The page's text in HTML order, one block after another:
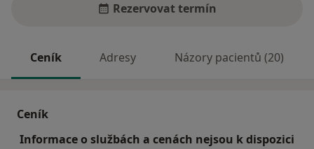
Rezervovat termín
Ceník Adresy Názory pacientů (20)
Ceník
Informace o službách a cenách nejsou k dispozici